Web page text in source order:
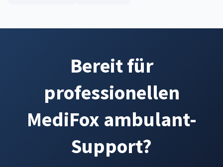
Bereit für
professionellen
MediFox ambulant-
Support?